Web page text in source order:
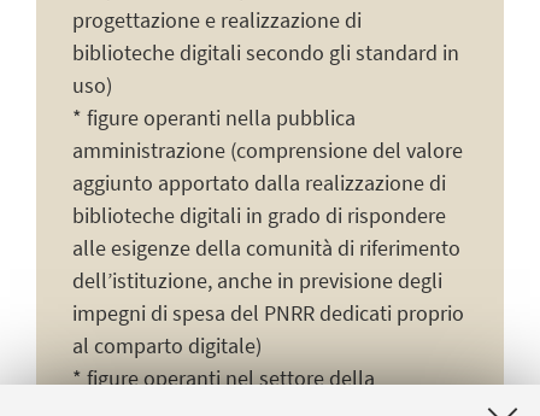
progettazione e realizzazione di
biblioteche digitali secondo gli standard in
uso)
* figure operanti nella pubblica
amministrazione (comprensione del valore
aggiunto apportato dalla realizzazione di
biblioteche digitali in grado di rispondere
alle esigenze della comunità di riferimento
dell’istituzione, anche in previsione degli
impegni di spesa del PNRR dedicati proprio
al comparto digitale)
* figure operanti nel settore della